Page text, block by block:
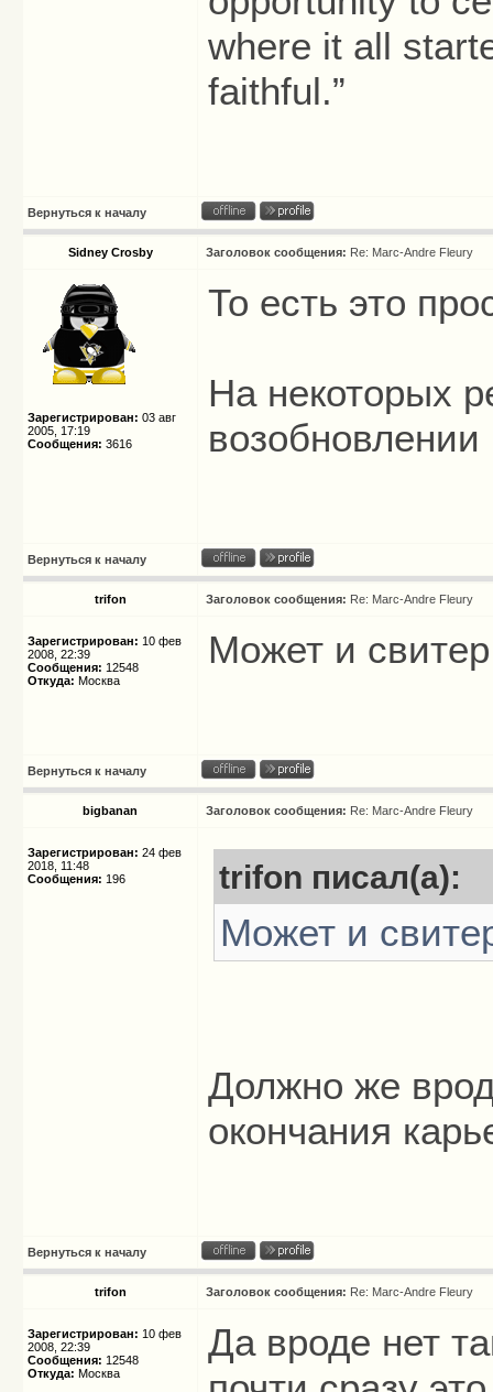
where it all
faithful.”
Вернуться к началу
Sidney Crosby Заголовок сообщения: Re: Marc-Andre Fleury
Зарегистрирован: 03 авг
2005, 17:19
Сообщения: 3616
То есть это
На некоторых
Вернуться к началу
trifon Заголовок сообщения: Re: Marc-Andre Fleury
Зарегистрирован: 10 фев
2008, 22:39
Сообщения: 12548
Откуда: Москва
Может и
Вернуться к началу
bigbanan Заголовок сообщения: Re: Marc-Andre Fleury
Зарегистрирован: 24 фев
2018, 11:48
Сообщения: 196 trifon писал(а):
Может и
Должно же
окончания
Вернуться к началу
trifon Заголовок сообщения: Re: Marc-Andre Fleury
Зарегистрирован: 10 фев
2008, 22:39
Сообщения: 12548
Откуда: Москва
Да вроде нет